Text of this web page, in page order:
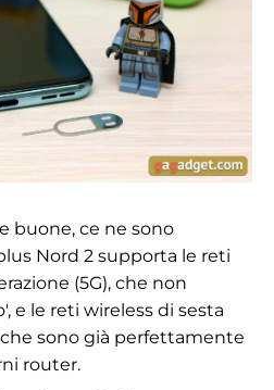
buone, ce ne sono
Nord 2 supporta le reti
(5G), che non
e le reti wireless di sesta
sono già perfettamente
router.